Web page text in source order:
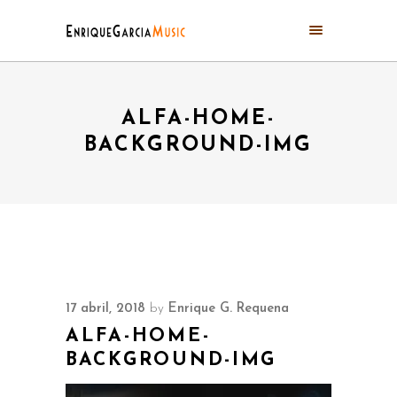
ALFA-HOME-
BACKGROUND-IMG
17 abril, 2018 by Enrique G. Requena
ALFA-HOME-
BACKGROUND-IMG